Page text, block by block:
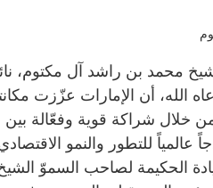
محمد بن راشد آل مكتوم،
الله، أن الإمارات عزّزت
من خلال شراكة قوية وفعّالة
عالمياً للتطور والنمو
الحكيمة لصاحب السموّ